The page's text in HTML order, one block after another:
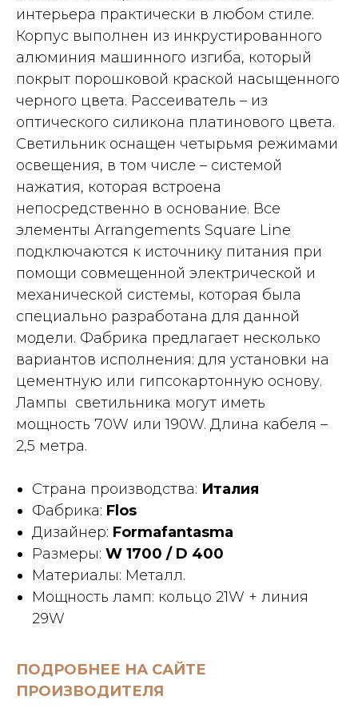
интерьера практически в любом стиле.
Корпус выполнен из инкрустированного
алюминия машинного изгиба, который
покрыт порошковой краской насыщенного
черного цвета. Рассеиватель – из
оптического силикона платинового цвета.
Светильник оснащен четырьмя режимами
освещения, в том числе – системой
нажатия, которая встроена
непосредственно в основание. Все
элементы Arrangements Square Line
подключаются к источнику питания при
помощи совмещенной электрической и
механической системы, которая была
специально разработана для данной
модели. Фабрика предлагает несколько
вариантов исполнения: для установки на
цементную или гипсокартонную основу.
Лампы светильника могут иметь
мощность 70W или 190W. Длина кабеля –
2,5 метра.
Страна производства: Италия
Фабрика: Flos
Дизайнер: Formafantasma
Размеры: W 1700 / D 400
Материалы: Металл.
Мощность ламп: кольцо 21W + линия
29W
ПОДРОБНЕЕ НА САЙТЕ
ПРОИЗВОДИТЕЛЯ